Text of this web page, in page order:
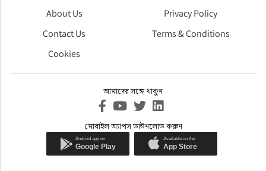
About Us
Privacy Policy
Contact Us
Terms & Conditions
Cookies
আমাদের সঙ্গে থাকুন
মোবাইল অ্যাপস ডাউনলোড করুন